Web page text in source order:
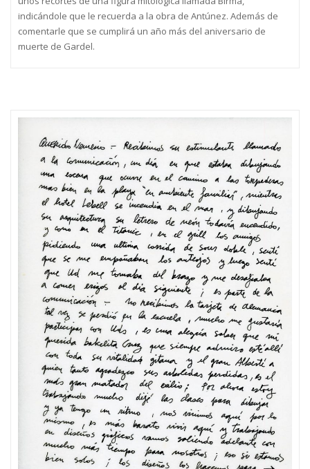
indicándole que le recuerda a la obra de Antúnez. Además de
comentarle que se cumplirá un año más del aniversario de
muerte de Gardel.